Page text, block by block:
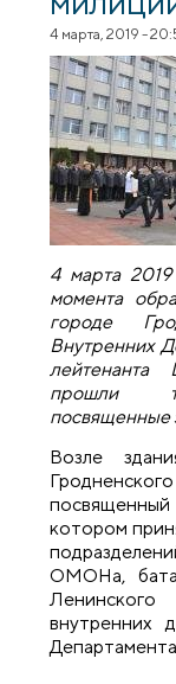
4 марта, 2019 -
4 марта
момента
городе
Внутренних
лейтенанта
прошли
посвященные
Возле
котором
ОМОНа,
внутренних